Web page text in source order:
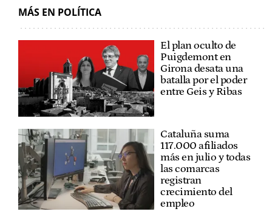
MÁS EN POLÍTICA
El plan oculto de
Puigdemont en
Girona desata una
batalla por el poder
entre Geis y Ribas
Cataluña suma
117.000 afiliados
más en julio y todas
las comarcas
registran
crecimiento del
empleo